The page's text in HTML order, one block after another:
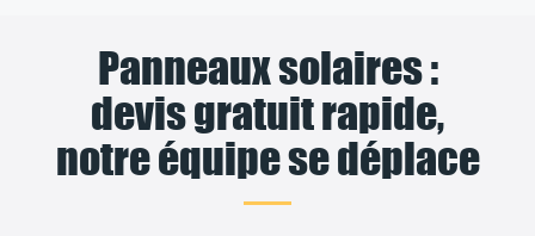
Panneaux solaires :
devis gratuit rapide,
notre équipe se déplace